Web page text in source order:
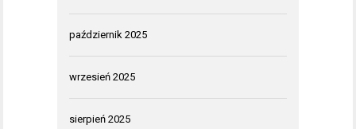
październik 2025
wrzesień 2025
sierpień 2025